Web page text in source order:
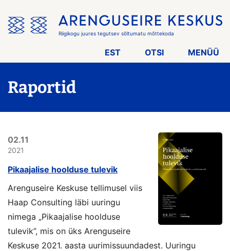
menüü
vahele
Riigikogu juures tegutsev sõltumatu mõttekoda
EST OTSI MENÜÜ
Raportid
02.11
2021
Pikaajalise hoolduse tulevik
Arenguseire Keskuse tellimusel viis
Haap Consulting läbi uuringu
nimega „Pikaajalise hoolduse
tulevik”, mis on üks Arenguseire
Keskuse 2021. aasta uurimissuundadest. Uuringu